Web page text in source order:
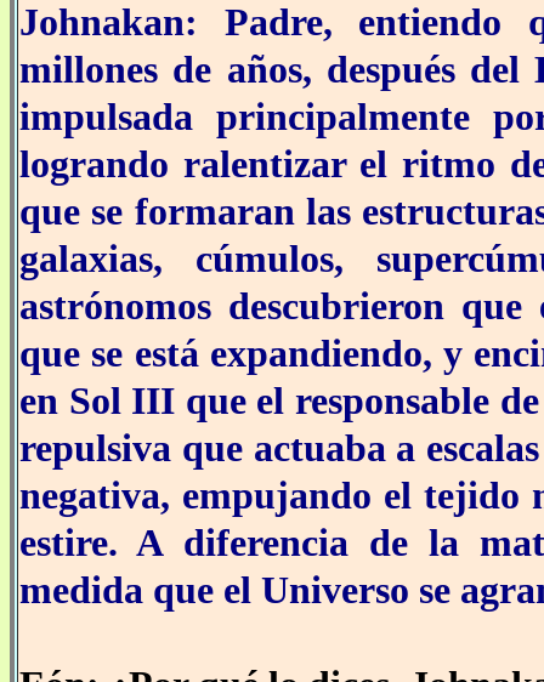
Johnakan: Padre,
millones de años, después
impulsada principalmente
logrando ralentizar el ritmo
que se formaran las
galaxias, cúmulos,
astrónomos descubrieron
que se está expandiendo, y
en Sol III que el responsable
repulsiva que actuaba a
negativa, empujando el tejido
estire. A diferencia de la
medida que el Universo se